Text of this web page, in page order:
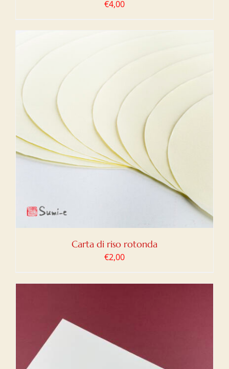
€4,00
Carta di riso rotonda
€2,00